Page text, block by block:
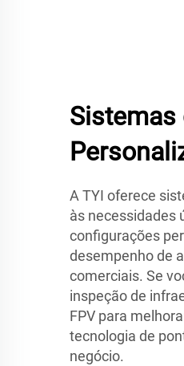
Sistemas
A TYI oferece
às necessidades
configurações
desempenho de
comerciais. Se
inspeção de
FPV para
tecnologia de
negócio.